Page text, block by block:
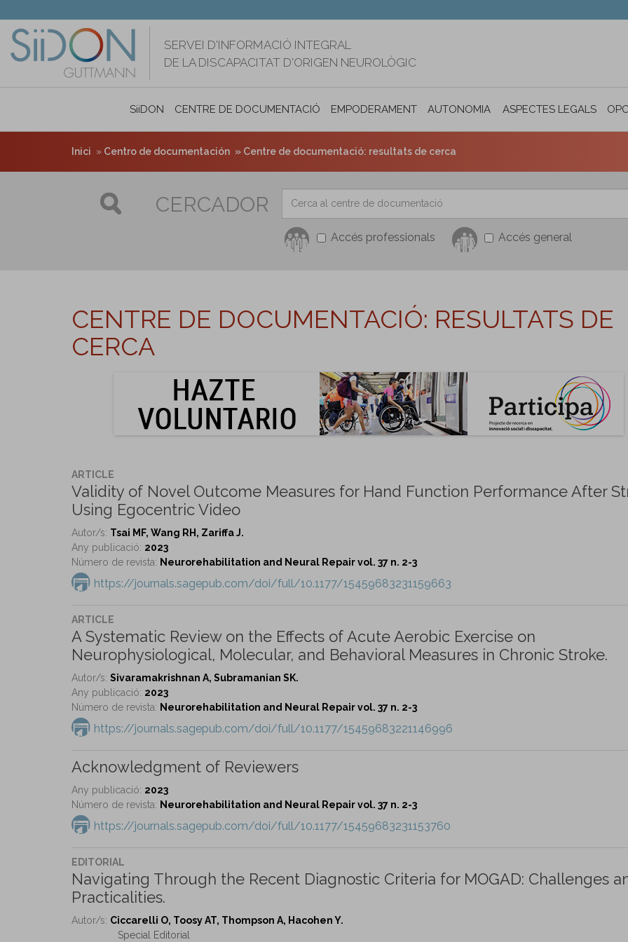
contingut
SERVEI D'INFORMACIÓ INTEGRAL
DE LA DISCAPACITAT D'ORIGEN NEUROLÒGIC
SiiDON CENTRE DE DOCUMENTACIÓ EMPODERAMENT AUTONOMIA PERSONAL I INCLUSIÓ
ASPECTES LEGALS
Inici Centro de documentación Centre de documentació: resultats de cerca
CERCADOR
Accés professionals Accés general
CENTRE DE DOCUMENTACIÓ: RESULTATS DE
CERCA
ARTICLE
Validity of Novel Outcome Measures for Hand Function Performance After
Using Egocentric Video
Autor/s: Tsai MF, Wang RH, Zariffa J.
Any publicació: 2023
Número de revista: Neurorehabilitation and Neural Repair vol. 37 n. 2-3
https://journals.sagepub.com/doi/full/10.1177/15459683231159663
ARTICLE
A Systematic Review on the Effects of Acute Aerobic Exercise on
Neurophysiological, Molecular, and Behavioral Measures in Chronic Stroke.
Autor/s: Sivaramakrishnan A, Subramanian SK.
Any publicació: 2023
Número de revista: Neurorehabilitation and Neural Repair vol. 37 n. 2-3
https://journals.sagepub.com/doi/full/10.1177/15459683221146996
Acknowledgment of Reviewers
Any publicació: 2023
Número de revista: Neurorehabilitation and Neural Repair vol. 37 n. 2-3
https://journals.sagepub.com/doi/full/10.1177/15459683231153760
EDITORIAL
Navigating Through the Recent Diagnostic Criteria for MOGAD: Challenges
Practicalities.
Autor/s: Ciccarelli O, Toosy AT, Thompson A, Hacohen Y.
Special Editorial